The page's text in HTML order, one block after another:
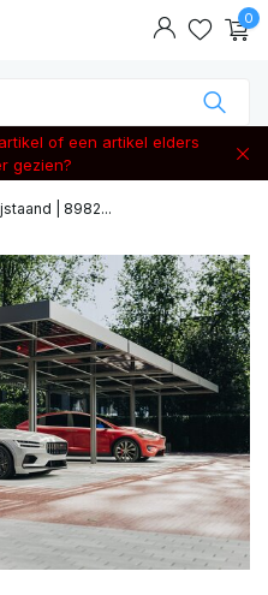
0
of een artikel elders
gezien?
| 8982...